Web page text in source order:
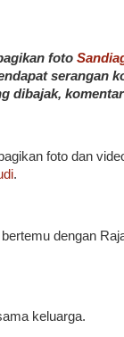
foto
serangan
dibajak,
foto dan
.
dengan
keluarga.